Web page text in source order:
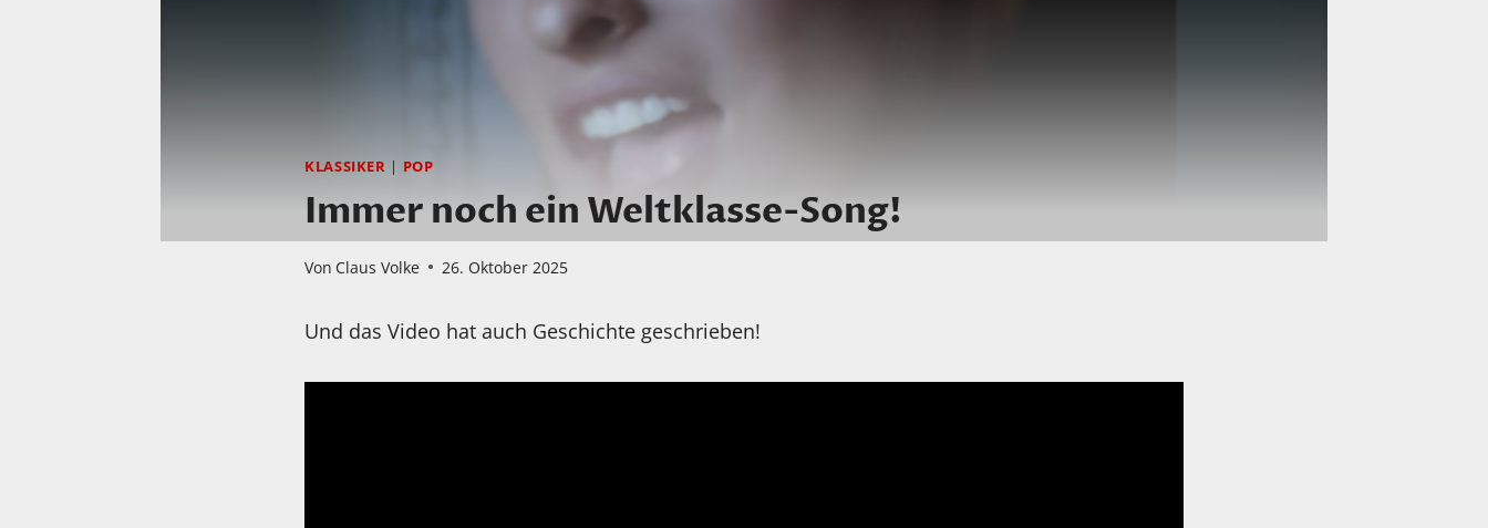
KLASSIKER | POP
Immer noch ein Weltklasse-Song!
Von Claus Volke 26. Oktober 2025
Und das Video hat auch Geschichte geschrieben!